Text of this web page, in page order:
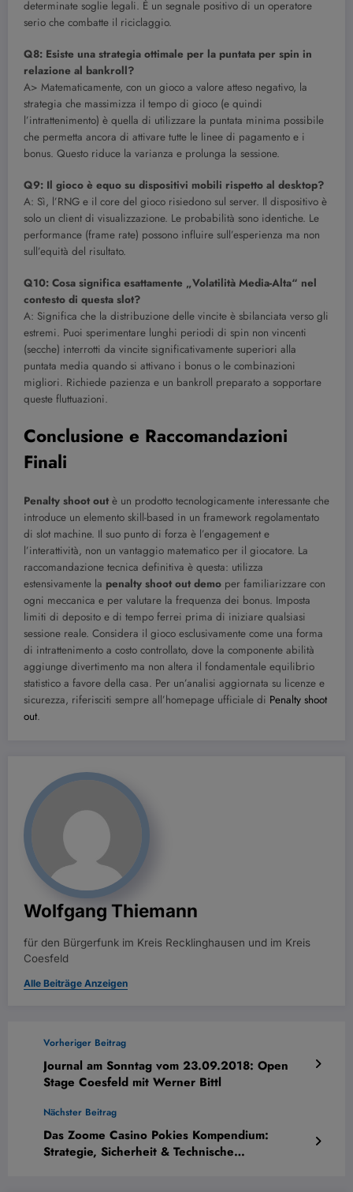
determinate soglie legali. È un segnale positivo di un operatore
serio che combatte il riciclaggio.
Q8: Esiste una strategia ottimale per la puntata per spin in
relazione al bankroll?
A> Matematicamente, con un gioco a valore atteso negativo, la
strategia che massimizza il tempo di gioco (e quindi
l’intrattenimento) è quella di utilizzare la puntata minima possibile
che permetta ancora di attivare tutte le linee di pagamento e i
bonus. Questo riduce la varianza e prolunga la sessione.
Q9: Il gioco è equo su dispositivi mobili rispetto al desktop?
A: Sì, l’RNG e il core del gioco risiedono sul server. Il dispositivo è
solo un client di visualizzazione. Le probabilità sono identiche. Le
performance (frame rate) possono influire sull’esperienza ma non
sull’equità del risultato.
Q10: Cosa significa esattamente „Volatilità Media-Alta“ nel
contesto di questa slot?
A: Significa che la distribuzione delle vincite è sbilanciata verso gli
estremi. Puoi sperimentare lunghi periodi di spin non vincenti
(secche) interrotti da vincite significativamente superiori alla
puntata media quando si attivano i bonus o le combinazioni
migliori. Richiede pazienza e un bankroll preparato a sopportare
queste fluttuazioni.
Conclusione e Raccomandazioni
Finali
Penalty shoot out è un prodotto tecnologicamente interessante che
introduce un elemento skill-based in un framework regolamentato
di slot machine. Il suo punto di forza è l’engagement e
l’interattività, non un vantaggio matematico per il giocatore. La
raccomandazione tecnica definitiva è questa: utilizza
estensivamente la penalty shoot out demo per familiarizzare con
ogni meccanica e per valutare la frequenza dei bonus. Imposta
limiti di deposito e di tempo ferrei prima di iniziare qualsiasi
sessione reale. Considera il gioco esclusivamente come una forma
di intrattenimento a costo controllato, dove la componente abilità
aggiunge divertimento ma non altera il fondamentale equilibrio
statistico a favore della casa. Per un’analisi aggiornata su licenze e
sicurezza, riferisciti sempre all’homepage ufficiale di Penalty shoot
out.
Wolfgang Thiemann
für den Bürgerfunk im Kreis Recklinghausen und im Kreis
Coesfeld
Alle Beiträge Anzeigen
Vorheriger Beitrag
Journal am Sonntag vom 23.09.2018: Open
Stage Coesfeld mit Werner Bittl
Nächster Beitrag
Das Zoome Casino Pokies Kompendium:
Strategie, Sicherheit & Technische